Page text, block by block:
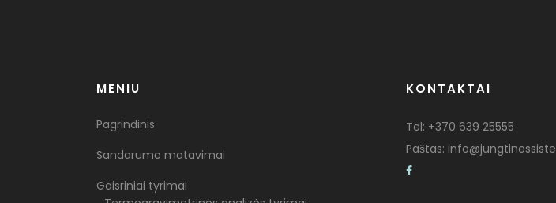
MENIU
Pagrindinis
Sandarumo matavimai
Gaisriniai tyrimai
KONTAKTAI
Tel: +370 639 25555
Paštas: